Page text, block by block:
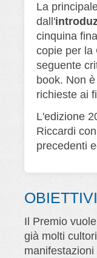
La
dall'
cinquina
copie per la
seguente
book. Non
richieste ai
L'edizione
Riccardi
precedenti
OBIETTIVI
Il Premio
già molti